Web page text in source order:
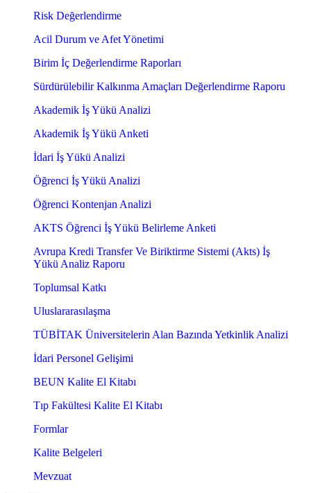
Risk Değerlendirme
Acil Durum ve Afet Yönetimi
Birim İç Değerlendirme Raporları
Sürdürülebilir Kalkınma Amaçları Değerlendirme Raporu
Akademik İş Yükü Analizi
Akademik İş Yükü Anketi
İdari İş Yükü Analizi
Öğrenci İş Yükü Analizi
Öğrenci Kontenjan Analizi
AKTS Öğrenci İş Yükü Belirleme Anketi
Avrupa Kredi Transfer Ve Biriktirme Sistemi (Akts) İş
Yükü Analiz Raporu
Toplumsal Katkı
Uluslararasılaşma
TÜBİTAK Üniversitelerin Alan Bazında Yetkinlik Analizi
İdari Personel Gelişimi
BEUN Kalite El Kitabı
Tıp Fakültesi Kalite El Kitabı
Formlar
Kalite Belgeleri
Mevzuat